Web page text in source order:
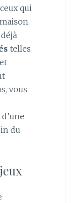
qui
telles
vous
du